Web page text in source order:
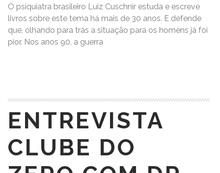
O psiquiatra brasileiro Luiz Cuschnir estuda e escreve
livros sobre este tema há mais de 30 anos. E defende
que, olhando para trás a situação para os homens já foi
pior. Nos anos 90, a guerra
ENTREVISTA
CLUBE DO